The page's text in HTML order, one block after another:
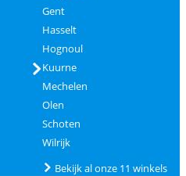
Gent
Hasselt
Hognoul
Kuurne
Mechelen
Olen
Schoten
Wilrijk
Bekijk al onze 11 winkels